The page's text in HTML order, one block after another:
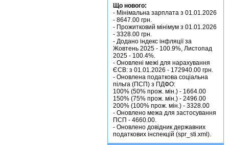
Що нового:
- Мінімальна зарплата з 01.01.2026
- 8647.00 грн.
- Прожитковий мінімум з 01.01.2026
- 3328.00 грн.
- Додано індекс інфляції за
Жовтень 2025 - 100.9%, Листопад
2025 - 100.4%.
- Оновлені межі для нарахування
ЄСВ: з 01.01.2026 - 172940.00 грн.
- Оновлена податкова соціальна
пільга (ПСП) з ПДФО:
100% (50% прож. мін.) - 1664.00
150% (75% прож. мін.) - 2496.00
200% (100% прож. мін.) - 3328.00
- Оновлено межа для застосування
ПСП - 4660.00.
- Оновлено довідник державних
податкових інспекцій (spr_sti.xml).